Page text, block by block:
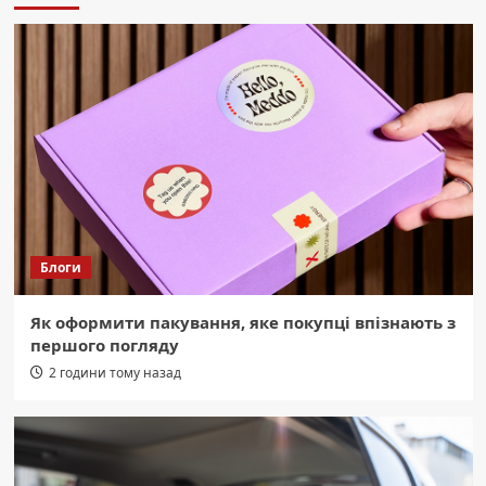
Область
Буковинські Герої: 2 Серпня
Прощаються Із Двома Захисниками
5
Область
Торгівля людьми на Буковині:
Сокирянська колонія під прицілом
слідства
Область
Екстремальна спека: 13 порад, як
полегшити її перебіг для вашого
СБУ: Ворог розставив “медові пастки”
Блоги
Як оформити пакування, яке покупці впізнають з
першого погляду
2 години тому назад